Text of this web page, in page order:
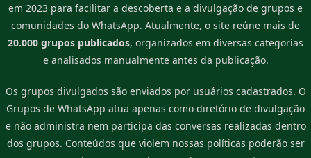
em 2023 para facilitar a descoberta e a divulgação de grupos e
comunidades do WhatsApp. Atualmente, o site reúne mais de
20.000 grupos publicados, organizados em diversas categorias
e analisados manualmente antes da publicação.
Os grupos divulgados são enviados por usuários cadastrados. O
Grupos de WhatsApp atua apenas como diretório de divulgação
e não administra nem participa das conversas realizadas dentro
dos grupos. Conteúdos que violem nossas políticas poderão ser